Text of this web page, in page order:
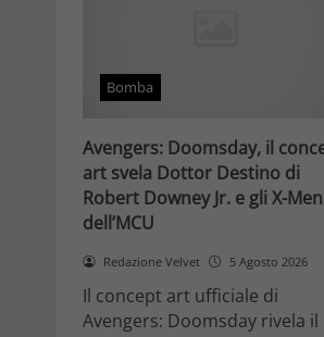
Bomba
Avengers: Doomsday, il
art svela Dottor Destino di
Robert Downey Jr. e gli X-Men
dell’MCU
Redazione Velvet 5 Agosto 2026
Il concept art ufficiale di
Avengers: Doomsday rivela il